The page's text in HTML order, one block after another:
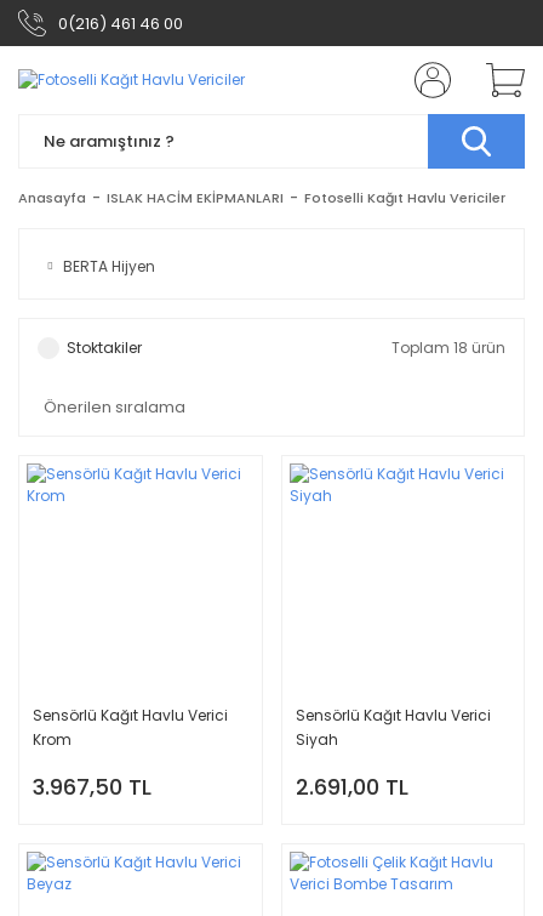
0(216) 461 46 00
Anasayfa ISLAK HACİM EKİPMANLARI Fotoselli Kağıt Havlu Vericiler
BERTA Hijyen
Stoktakiler Toplam 18 ürün
Sensörlü Kağıt Havlu Verici
Krom
3.967,50 TL
Sensörlü Kağıt Havlu Verici
Siyah
2.691,00 TL